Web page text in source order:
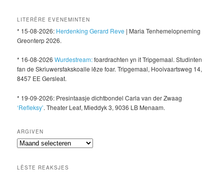
LITERÊRE EVENEMINTEN
* 15-08-2026: Herdenking Gerard Reve | Maria Tenhemelopneming
Greonterp 2026.
* 16-08-2026Wurdestream:foardrachten yn it Tripgemaal. Studinten
fan de Skriuwersfakskoalle lêze foar. Tripgemaal, Hooivaartsweg 14,
8457 EE Gersleat.
* 19-09-2026: Presintaasje dichtbondel Carla van der Zwaag
‘Refleksy’. Theater Leaf, Mieddyk 3, 9036 LB Menaam.
ARGIVEN
Argiven
LÊSTE REAKSJES